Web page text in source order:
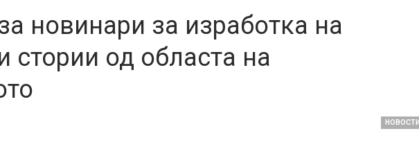
новинари за изработка на
стории од областа на